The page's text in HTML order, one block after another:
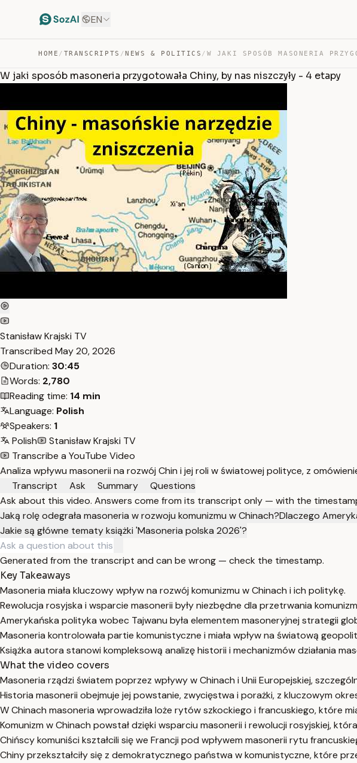
EN
HOME / TRANSCRIPTS /NEWS & POLITICS /
W jaki sposób masoneria przygotowała Chiny, by nas niszczyły - 4 etapy
Stanisław Krajski TV
Transcribed May 20, 2026
Duration: 30:45
Words: 2,780
Reading time: 14 min
Language: Polish
Speakers: 1
Polish
Stanisław Krajski TV
Transcribe a YouTube Video
Analiza wpływu masonerii na rozwój Chin i jej roli w światowej polityce, z
Transcript
Ask Summary
Questions
Ask about this video. Answers come from its transcript only — with the
Jaką rolę odegrała masoneria w rozwoju komunizmu w Chinach?Dlaczego
Jakie są główne tematy książki 'Masoneria polska 2026'?
Generated from the transcript and can be wrong — check the timestamp.
Key Takeaways
Masoneria miała kluczowy wpływ na rozwój komunizmu w Chinach i ich politykę.
Rewolucja rosyjska i wsparcie masonerii były niezbędne dla przetrwania
Amerykańska polityka wobec Tajwanu była elementem masoneryjnej strategii
Masoneria kontrolowała partie komunistyczne i miała wpływ na światową
Książka autora stanowi kompleksową analizę historii i mechanizmów działania
What the video covers
Masoneria rządzi światem poprzez wpływy w Chinach i Unii Europejskiej,
Historia masonerii obejmuje jej powstanie, zwycięstwa i porażki, z kluczowym
W Chinach masoneria wprowadziła loże rytów szkockiego i francuskiego, które
Komunizm w Chinach powstał dzięki wsparciu masonerii i rewolucji rosyjskiej,
Chińscy komuniści kształcili się we Francji pod wpływem masonerii rytu
Chiny przekształciły się z demokratycznego państwa w komunistyczne, które